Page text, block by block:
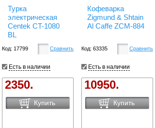
Турка
электрическая
Centek CT-1080
BL
Код: 17799 Сравнить
Есть в наличии
2350.
Купить
Кофеварка
Zigmund & Shtain
Al Caffe ZCM-884
Код: 63335 Сравнить
Есть в наличии
10950.
Купить